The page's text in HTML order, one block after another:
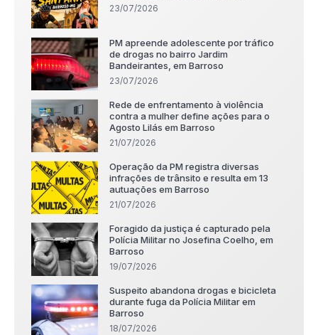
23/07/2026
PM apreende adolescente por tráfico
de drogas no bairro Jardim
Bandeirantes, em Barroso
23/07/2026
Rede de enfrentamento à violência
contra a mulher define ações para o
Agosto Lilás em Barroso
21/07/2026
Operação da PM registra diversas
infrações de trânsito e resulta em 13
autuações em Barroso
21/07/2026
Foragido da justiça é capturado pela
Polícia Militar no Josefina Coelho, em
Barroso
19/07/2026
Suspeito abandona drogas e bicicleta
durante fuga da Polícia Militar em
Barroso
18/07/2026